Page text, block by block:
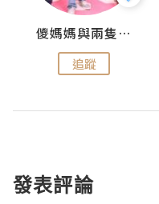
儍媽媽與兩隻小魔怪之家
追蹤
發表評論